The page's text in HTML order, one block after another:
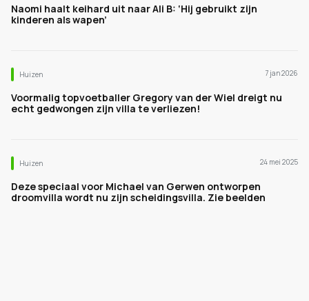
Naomi haalt keihard uit naar Ali B: ‘Hij gebruikt zijn
kinderen als wapen’
Huizen 7 jan 2026
Voormalig topvoetballer Gregory van der Wiel dreigt nu
echt gedwongen zijn villa te verliezen!
Huizen 24 mei 2025
Deze speciaal voor Michael van Gerwen ontworpen
droomvilla wordt nu zijn scheidingsvilla. Zie beelden